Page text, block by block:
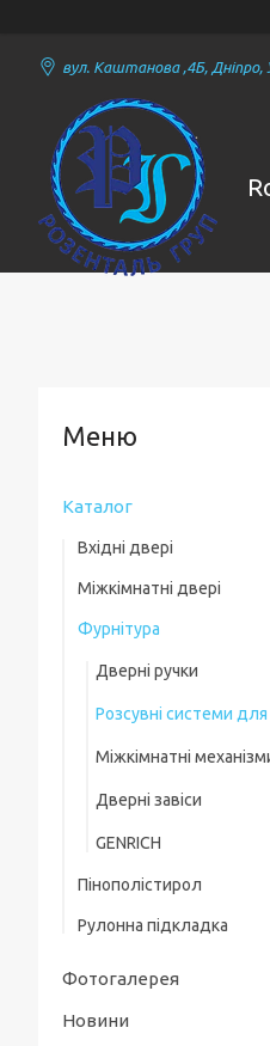
вул. Каштанова ,4Б, Дніпро,
Каталог
Вхідні двері
ТМ Магда
ТМ Еліас
ТМ Міністерство
ТМ Меджік
Міжкімнатні двері
Міжкімнатні двері ТМ
Міжкімнатні двері
Міжкімнатні двері
ТМ City Line
ТМ Сіті Лайн Експрес
ТМ KORFAD
ТМ Leador Express
Фурнітура
Дверні ручки
Розсувні системи
Міжкімнатні
Дверні завіси
GENRICH
Пінополістирол
Рулонна підкладка
Фотогалерея
Новини